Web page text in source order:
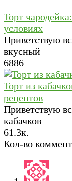
Торт
условиях
Приветствую
вкусный
6886
Торт из
рецептов
Приветствую
кабачков
61.3к.
Кол-во